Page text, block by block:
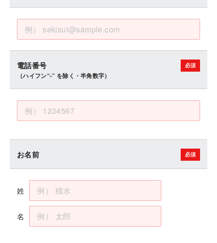
電話番号
（ハイフン“-” を除く・半角数字）
お名前
姓
名